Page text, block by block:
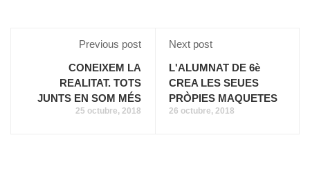
Previous post
CONEIXEM LA
REALITAT. TOTS
JUNTS EN SOM MÉS
25 octubre, 2018
Next post
L'ALUMNAT DE 6è
CREA LES SEUES
PRÒPIES MAQUETES
26 octubre, 2018